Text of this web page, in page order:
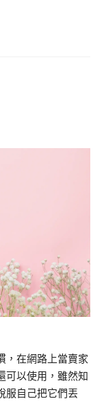
，在網路上當賣家
可以使用，雖然知
服自己把它們丟